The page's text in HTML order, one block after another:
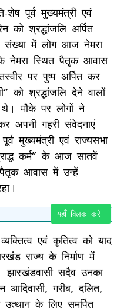
शेष पूर्व मुख्यमंत्री एवं
को श्रद्धांजलि अर्पित
संख्या में लोग आज नेमरा
नेमरा स्थित पैतृक आवास
पर पुष्प अर्पित कर
को श्रद्धांजलि देने वालों
मौके पर लोगों ने
अपनी गहरी संवेदनाएं
मुख्यमंत्री एवं राज्यसभा
कर्म” के आज सातवें
आवास में उन्हें
यहाँ क्लिक करे
एवं कृतित्व को याद
राज्य के निर्माण में
झारखंडवासी सदैव उनका
गरीब, दलित,